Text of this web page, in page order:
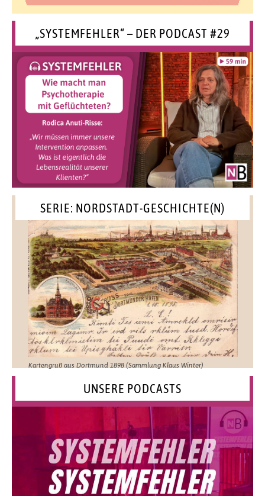
„SYSTEMFEHLER“ – DER PODCAST #29
SERIE: NORDSTADT-GESCHICHTE(N)
Kartengruß aus Dortmund 1898 (Sammlung Klaus Winter)
UNSERE PODCASTS